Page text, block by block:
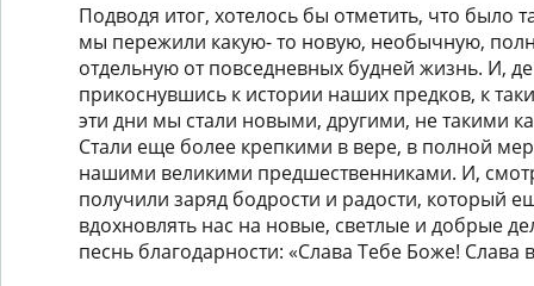
Подводя итог, хотелось бы отметить, что было
мы пережили какую- то новую, необычную,
отдельную от повседневных будней жизнь. И,
прикоснувшись к истории наших предков, к
эти дни мы стали новыми, другими, не такими
Стали еще более крепкими в вере, в полной
нашими великими предшественниками. И,
получили заряд бодрости и радости, который
вдохновлять нас на новые, светлые и добрые
песнь благодарности: «Слава Тебе Боже! Слава